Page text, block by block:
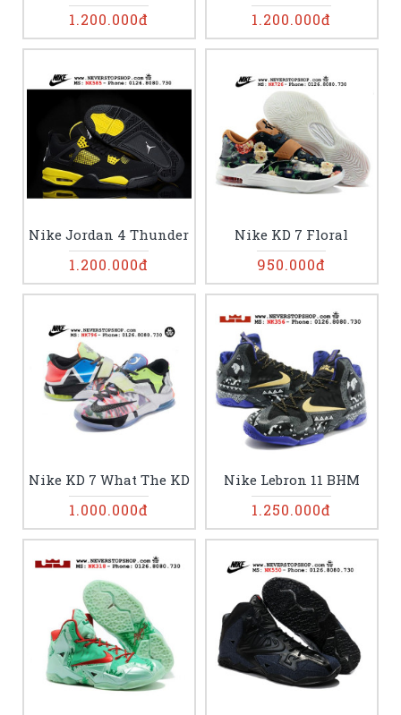
1.200.000đ 1.200.000đ
Nike Jordan 4 Thunder
1.200.000đ
Nike KD 7 Floral
950.000đ
Nike KD 7 What The KD
1.000.000đ
Nike Lebron 11 BHM
1.250.000đ